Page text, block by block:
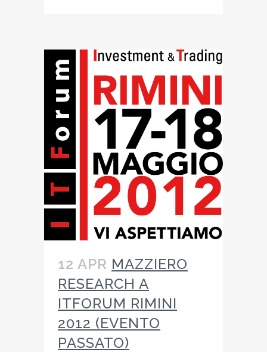
12 APR MAZZIERO
RESEARCH A
ITFORUM RIMINI
2012 (EVENTO
PASSATO)